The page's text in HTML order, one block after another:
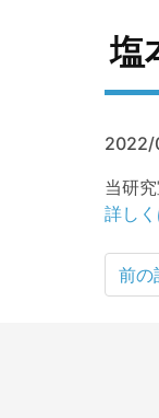
塩
2022/
当研
詳し
前の